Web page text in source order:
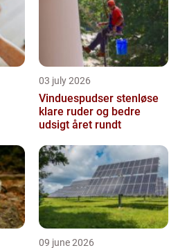
03 july 2026
Vinduespudser stenløse
klare ruder og bedre
udsigt året rundt
09 june 2026